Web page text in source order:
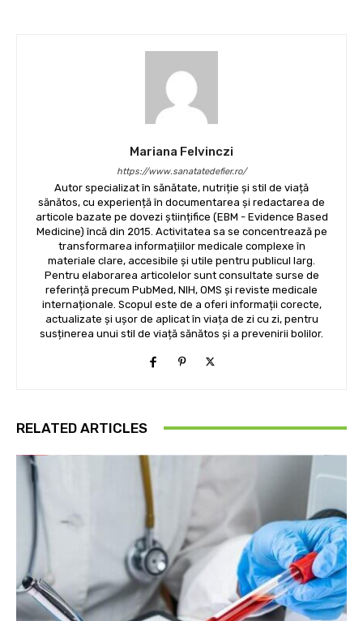
Mariana Felvinczi
https://www.sanatatedefier.ro/
Autor specializat în sănătate, nutriție și stil de viață
sănătos, cu experiență în documentarea și redactarea de
articole bazate pe dovezi științifice (EBM - Evidence Based
Medicine) încă din 2015. Activitatea sa se concentrează pe
transformarea informațiilor medicale complexe în
materiale clare, accesibile și utile pentru publicul larg.
Pentru elaborarea articolelor sunt consultate surse de
referință precum PubMed, NIH, OMS și reviste medicale
internaționale. Scopul este de a oferi informații corecte,
actualizate și ușor de aplicat în viața de zi cu zi, pentru
susținerea unui stil de viață sănătos și a prevenirii bolilor.
RELATED ARTICLES